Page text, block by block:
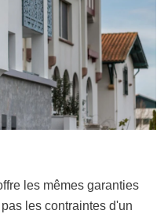
les mêmes garanties
les contraintes d'un